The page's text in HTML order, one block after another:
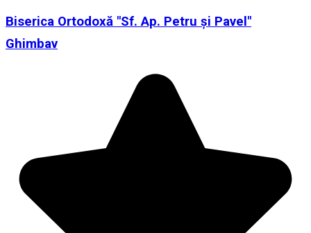
Biserica Ortodoxă "Sf. Ap. Petru și Pavel"
Ghimbav